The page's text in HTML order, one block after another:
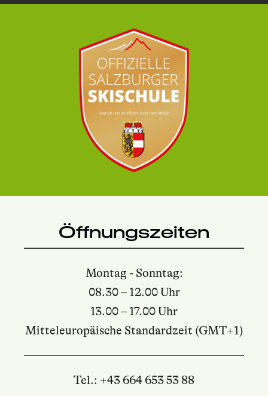
Öffnungszeiten
Montag - Sonntag:
08.30 – 12.00 Uhr
13.00 – 17.00 Uhr
Mitteleuropäische Standardzeit (GMT+1)
Tel.: +43 664 653 53 88